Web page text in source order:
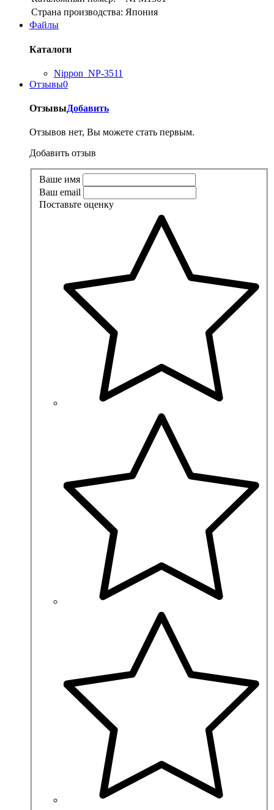
Страна производства: Япония
Файлы
Каталоги
Nippon_NP-3511
Отзывы0
ОтзывыДобавить
Отзывов нет, Вы можете стать первым.
Добавить отзыв
Ваше имя
Ваш email
Поставьте оценку